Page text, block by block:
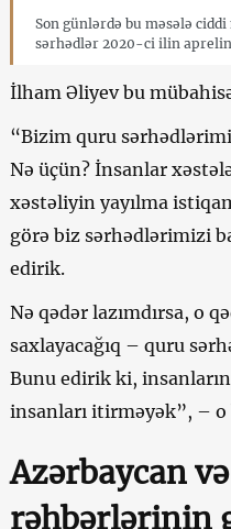
Son günlərdə bu məsələ
sərhədlər 2020-ci ilin
İlham Əliyev bu
“Bizim quru
Nə üçün? İnsanlar
xəstəliyin yayılma
görə biz sərhədlərimizi
edirik.
Nə qədər lazımdırsa, o
saxlayacağıq – quru
Bunu edirik ki, insanların
insanları itirməyək”, –
Azərbaycan
rəhbərlərinin